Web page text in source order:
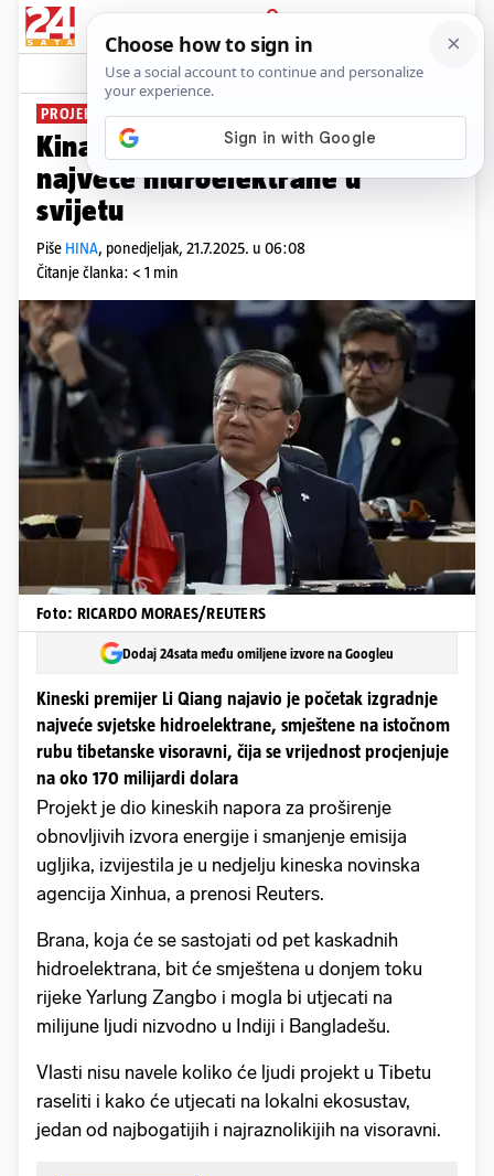
PRIJAVA
News Komentari
PROJEKT OD 170 MLRD. $
Kina u Tibetu počinje izgradnju
najveće hidroelektrane u
svijetu
Piše HINA, ponedjeljak, 21.7.2025. u 06:08
Čitanje članka: < 1 min
Foto: RICARDO MORAES/REUTERS
Dodaj 24sata među omiljene izvore na Googleu
Kineski premijer Li Qiang najavio je početak izgradnje
najveće svjetske hidroelektrane, smještene na istočnom
rubu tibetanske visoravni, čija se vrijednost procjenjuje
na oko 170 milijardi dolara
Projekt je dio kineskih napora za proširenje
obnovljivih izvora energije i smanjenje emisija
ugljika, izvijestila je u nedjelju kineska novinska
agencija Xinhua, a prenosi Reuters.
Brana, koja će se sastojati od pet kaskadnih
hidroelektrana, bit će smještena u donjem toku
rijeke Yarlung Zangbo i mogla bi utjecati na
milijune ljudi nizvodno u Indiji i Bangladešu.
Vlasti nisu navele koliko će ljudi projekt u Tibetu
raseliti i kako će utjecati na lokalni ekosustav,
jedan od najbogatijih i najraznolikijih na visoravni.